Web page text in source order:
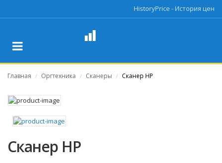
HistoryPrice - История цен
Главная / Оргтехника / Сканеры / Сканер HP
Сканер HP